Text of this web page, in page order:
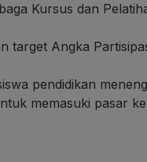
Kursus dan
target Angka
pendidikan
memasuki pasar